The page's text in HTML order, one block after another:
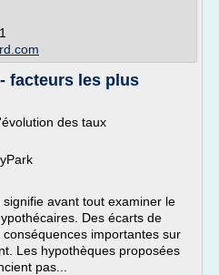
facteurs les plus
des taux
avant tout examiner le
Des écarts de
importantes sur
Les hypothèques proposées
pas...